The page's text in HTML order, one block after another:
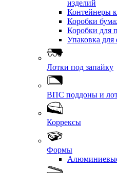
изделий
Контейнеры
Коробки
Коробки для
Упаковка для
Лотки под запайку
ВПС поддоны и
Коррексы
Формы